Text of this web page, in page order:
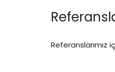
Referanslarımız